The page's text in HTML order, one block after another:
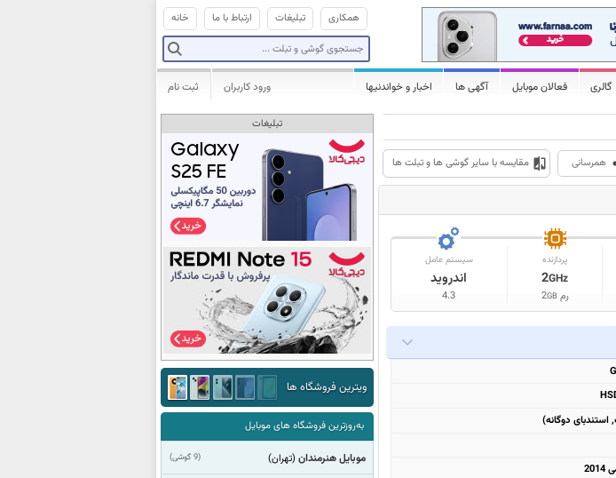
خانه ارتباط با ما تبلیغات همکاری
گالری فعالان موبایل آگهی ها اخبار و خواندنیها ثبت نام ورود کاربران
همرسانی مقایسه با سایر گوشی ها و تبلت ها
پردازنده
2GHz
رم 2GB
سیستم عامل
اندروید
4.3
دوگانه)
تبلیغات
ویترین فروشگاه ها
به‌روزترین فروشگاه های موبایل
(9 گوشی) موبایل هنرمندان (تهران)